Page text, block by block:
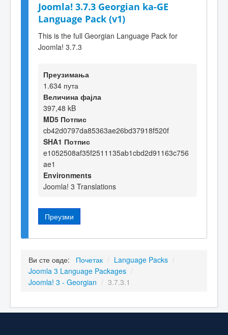
Joomla! 3.7.3 Georgian ka-GE
Language Pack (v1)
This is the full Georgian Language Pack for
Joomla! 3.7.3
Преузимања
1.634 пута
Величина фајла
397,48 kB
MD5 Потпис
cb42d0797da85363ae26bd37918f520f
SHA1 Потпис
e1052508af35f2511135ab1cbd2d91163c756
ae1
Environments
Joomla! 3 Translations
Преузми
Ви сте овде: Почетак / Language Packs /
Joomla 3 Language Packages /
Joomla! 3 - Georgian / 3.7.3.1